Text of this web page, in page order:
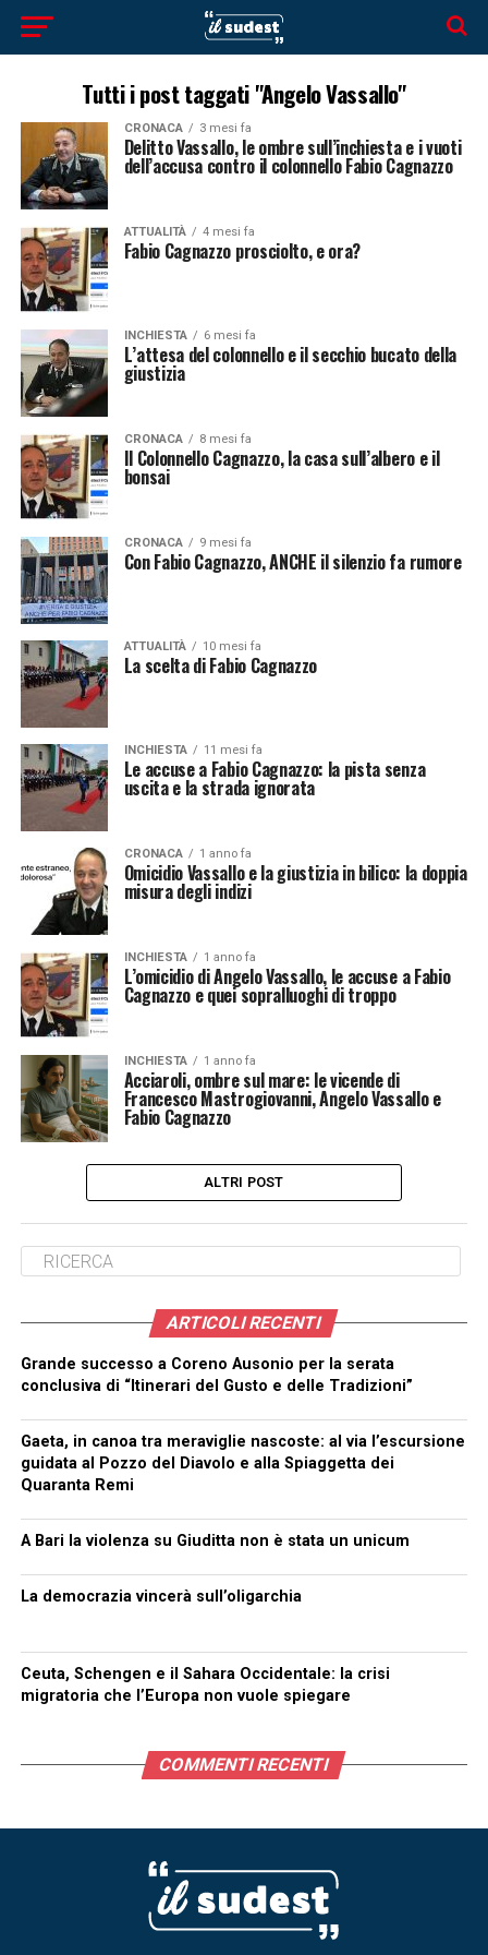
Tutti i post taggati "Angelo Vassallo"
CRONACA 3 mesi fa
Delitto Vassallo, le ombre sull’inchiesta e i vuoti
dell’accusa contro il colonnello Fabio Cagnazzo
ATTUALITÀ 4 mesi fa
Fabio Cagnazzo prosciolto, e ora?
INCHIESTA 6 mesi fa
L’attesa del colonnello e il secchio bucato della
giustizia
CRONACA 8 mesi fa
Il Colonnello Cagnazzo, la casa sull’albero e il
bonsai
CRONACA 9 mesi fa
Con Fabio Cagnazzo, ANCHE il silenzio fa rumore
ATTUALITÀ 10 mesi fa
La scelta di Fabio Cagnazzo
INCHIESTA 11 mesi fa
Le accuse a Fabio Cagnazzo: la pista senza
uscita e la strada ignorata
CRONACA 1 anno fa
Omicidio Vassallo e la giustizia in bilico: la doppia
misura degli indizi
INCHIESTA 1 anno fa
L’omicidio di Angelo Vassallo, le accuse a Fabio
Cagnazzo e quei sopralluoghi di troppo
INCHIESTA 1 anno fa
Acciaroli, ombre sul mare: le vicende di
Francesco Mastrogiovanni, Angelo Vassallo e
Fabio Cagnazzo
ALTRI POST
ARTICOLI RECENTI
Grande successo a Coreno Ausonio per la serata
conclusiva di “Itinerari del Gusto e delle Tradizioni”
Gaeta, in canoa tra meraviglie nascoste: al via l’escursione
guidata al Pozzo del Diavolo e alla Spiaggetta dei
Quaranta Remi
A Bari la violenza su Giuditta non è stata un unicum
La democrazia vincerà sull’oligarchia
Ceuta, Schengen e il Sahara Occidentale: la crisi
migratoria che l’Europa non vuole spiegare
COMMENTI RECENTI